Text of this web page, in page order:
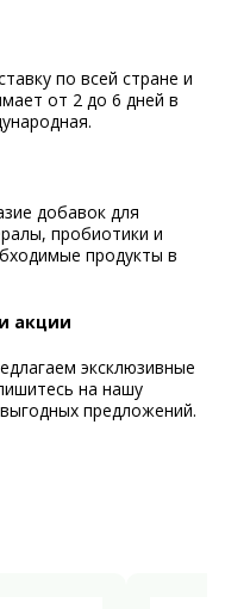
по всей стране и
от 2 до 6 дней в
добавок для
пробиотики и
продукты в
акции
эксклюзивные
на нашу
предложений.